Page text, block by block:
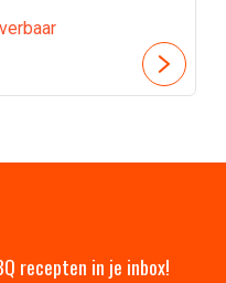
recepten in je inbox!